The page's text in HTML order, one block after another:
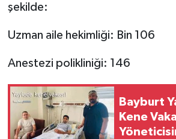
şekilde:
Uzman aile hekimliği: Bin 106
Anestezi polikliniği: 146
Bayburt
Kene